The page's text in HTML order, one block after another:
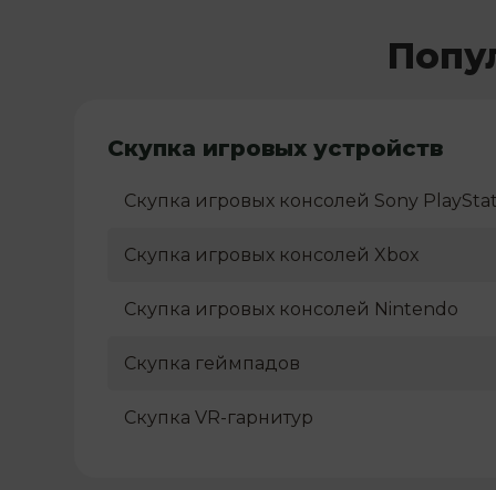
Скупка игровых устройств
Скупка игровых консолей Sony
Скупка игровых консолей Xbox
Скупка игровых консолей Nintendo
Скупка геймпадов
Скупка VR-гарнитур